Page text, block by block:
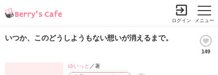
メニュー
ログイン
いつか、このどうしようもない想いが消えるまで。
149
ゆいっと ／著